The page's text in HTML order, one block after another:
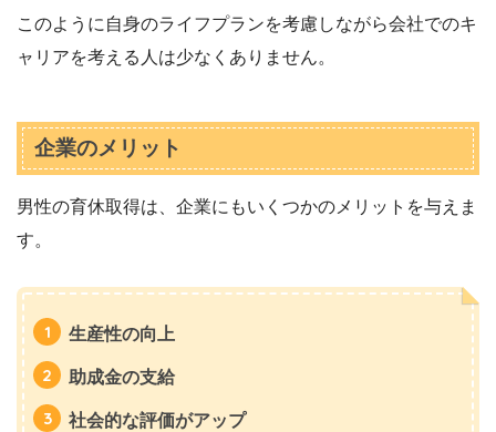
このように自身のライフプランを考慮しながら会社でのキ
ャリアを考える人は少なくありません。
企業のメリット
男性の育休取得は、企業にもいくつかのメリットを与えま
す。
生産性の向上
助成金の支給
社会的な評価がアップ